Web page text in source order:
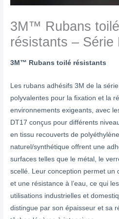
3M™ Rubans
résistants – Série
3M™ Rubans toilé résistants
Les rubans adhésifs 3M de la
polyvalentes pour la fixation et la
environnements exigeants, avec
DT17 conçus pour différents
en tissu recouverts de
naturel/synthétique offrent une
surfaces telles que le métal, le
scellé. Leur conception permet un
et une résistance à l’eau, ce qui
utilisations industrielles et
distingue par son épaisseur et sa